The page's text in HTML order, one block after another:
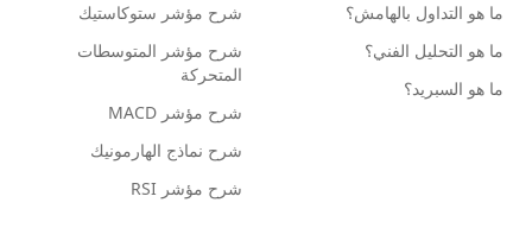
ما هو التداول بالهامش؟
ما هو التحليل الفني؟
ما هو السبريد؟
شرح مؤشر ستوكاستيك
شرح مؤشر المتوسطات
المتحركة
شرح مؤشر MACD
شرح نماذج الهارمونيك
شرح مؤشر RSI